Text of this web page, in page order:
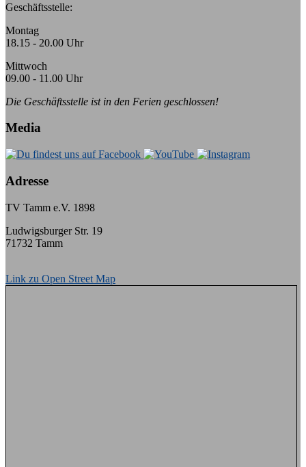
Geschäftsstelle:
Montag
18.15 - 20.00 Uhr
Mittwoch
09.00 - 11.00 Uhr
Die Geschäftsstelle ist in den Ferien geschlossen!
Media
Adresse
TV Tamm e.V. 1898
Ludwigsburger Str. 19
71732 Tamm
Link zu Open Street Map